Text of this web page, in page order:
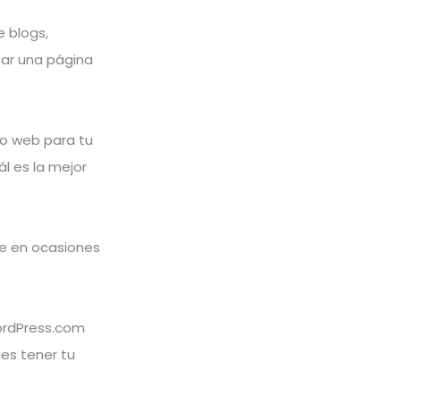
blogs,
una página
web para tu
es la mejor
en ocasiones
tener tu